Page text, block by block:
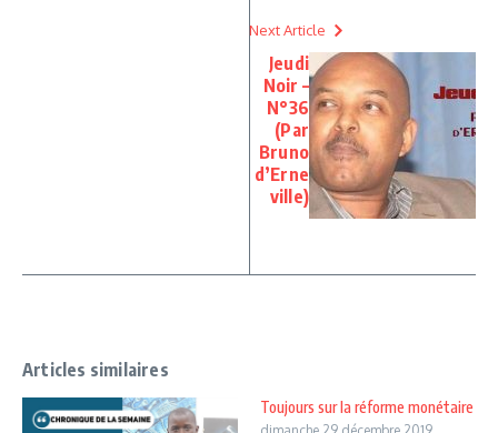
Next Article
Jeudi
Noir –
N°36
(Par
Bruno
d’Erne
ville)
Articles similaires
Toujours sur la réforme monétaire